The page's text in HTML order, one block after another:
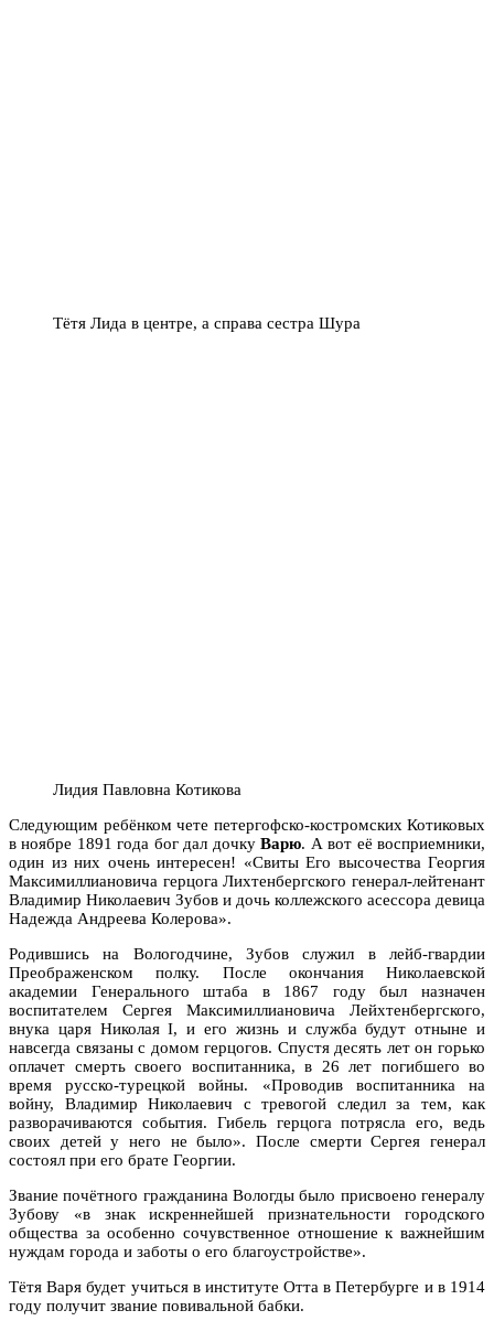
Тётя Лида в центре, а справа сестра Шура
Лидия Павловна Котикова
Следующим ребёнком чете петергофско-костромских Котиковых
в ноябре 1891 года бог дал дочкуВарю. А вот её восприемники,
один из них очень интересен! «Свиты Его высочества Георгия
Максимиллиановича герцога Лихтенбергского генерал-лейтенант
Владимир Николаевич Зубов и дочь коллежского асессора девица
Надежда Андреева Колерова».
Родившись на Вологодчине, Зубов служил в лейб-гвардии
Преображенском полку. После окончания Николаевской
академии Генерального штаба в 1867 году был назначен
воспитателем Сергея Максимиллиановича Лейхтенбергского,
внука царя Николая I, и его жизнь и служба будут отныне и
навсегда связаны с домом герцогов. Спустя десять лет он горько
оплачет смерть своего воспитанника, в 26 лет погибшего во
время русско-турецкой войны. «Проводив воспитанника на
войну, Владимир Николаевич с тревогой следил за тем, как
разворачиваются события. Гибель герцога потрясла его, ведь
своих детей у него не было». После смерти Сергея генерал
состоял при его брате Георгии.
Звание почётного гражданина Вологды было присвоено генералу
Зубову «в знак искреннейшей признательности городского
общества за особенно сочувственное отношение к важнейшим
нуждам города и заботы о его благоустройстве».
Тётя Варя будет учиться в институте Отта в Петербурге и в 1914
году получит звание повивальной бабки.